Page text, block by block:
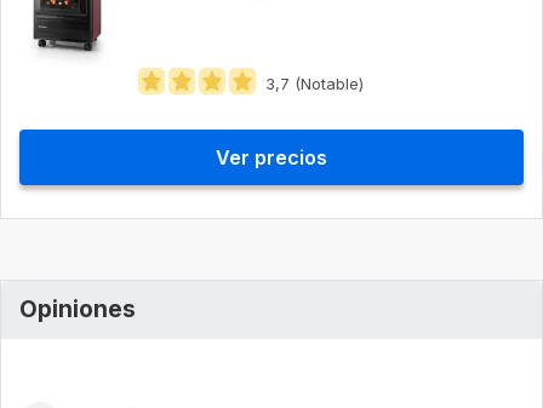
3,7 (Notable)
Ver precios
Opiniones